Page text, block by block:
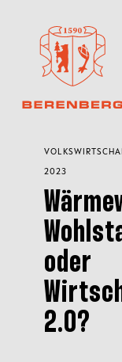
2023
oder
2.0?